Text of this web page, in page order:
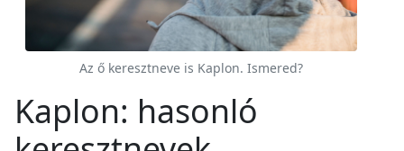
Az ő keresztneve is Kaplon. Ismered?
Kaplon: hasonló